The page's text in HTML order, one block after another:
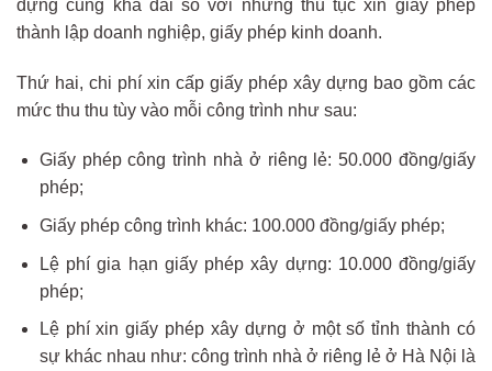
dựng cũng khá dài so với những thủ tục xin giấy phép
thành lập doanh nghiệp, giấy phép kinh doanh.
Thứ hai, chi phí xin cấp giấy phép xây dựng bao gồm các
mức thu thu tùy vào mỗi công trình như sau:
Giấy phép công trình nhà ở riêng lẻ: 50.000 đồng/giấy
phép;
Giấy phép công trình khác: 100.000 đồng/giấy phép;
Lệ phí gia hạn giấy phép xây dựng: 10.000 đồng/giấy
phép;
Lệ phí xin giấy phép xây dựng ở một số tỉnh thành có
sự khác nhau như: công trình nhà ở riêng lẻ ở Hà Nội là